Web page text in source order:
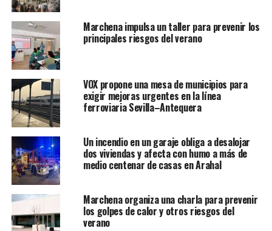
Marchena impulsa un taller para prevenir los
principales riesgos del verano
VOX propone una mesa de municipios para
exigir mejoras urgentes en la línea
ferroviaria Sevilla–Antequera
Un incendio en un garaje obliga a desalojar
dos viviendas y afecta con humo a más de
medio centenar de casas en Arahal
Marchena organiza una charla para prevenir
los golpes de calor y otros riesgos del
verano